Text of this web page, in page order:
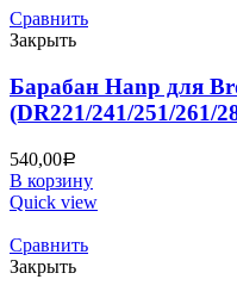
Сравнить
Закрыть
Барабан Hanp для
(DR221/241/251/261/
540,00Р
В корзину
Quick view
Сравнить
Закрыть